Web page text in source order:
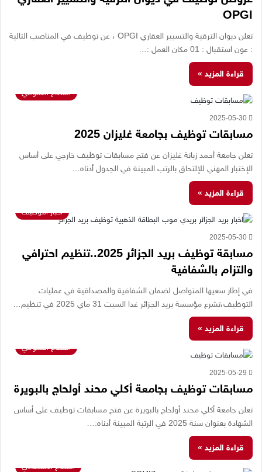
OPGI
تعلن ديوان الترقية والتسيير العقاري OPGI ، عن توظيف في المناصب التالية
: عون استقبال : 01 مكان العمل :…
قراءة المزيد »
القطاع العمومي
2025-05-30
مسابقات توظيف بجامعة غليزان 2025
تعلن جامعة أحمد زبانة غليزان عن فتح مسابقات توظيف خارجي على أساس
الإختبار المهني للإلتحاق بالرتب المبينة في الجدول أدناه…
قراءة المزيد »
اخبار التوظيف
2025-05-30
مسابقة توظيف بريد الجزائر 2025..تنظيم احترافي
والتزام بالشفافية
في إطار سعيها المتواصل لضمان الشفافية والمصداقية في عمليات
التوظيف،تشرع مؤسسة بريد الجزائر غدا السبت 31 ماي 2025 في تنظيم…
قراءة المزيد »
القطاع العمومي
2025-05-29
مسابقات توظيف بجامعة أكلي محند أولحاج بالبويرة
تعلن جامعة أكلي محند أولحاج بالبويرة عن فتح مسابقات توظيف على أساس
الشهادة بعنوان سنة 2025 في الرتبة المبينة أدناه:…
قراءة المزيد »
القطاع الاقتصادي